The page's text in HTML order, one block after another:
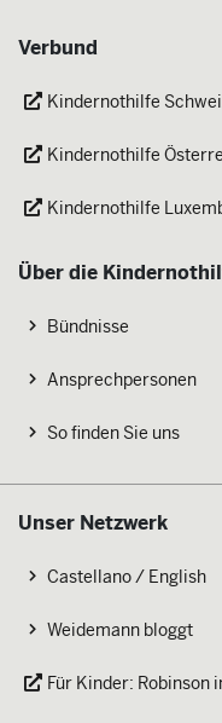
Verbund
Kindernothilfe
Kindernothilfe
Kindernothilfe
Über die
Bündnisse
Ansprechpersonen
So finden Sie uns
Unser Netzwerk
Castellano / English
Weidemann bloggt
Für Kinder: Robinson